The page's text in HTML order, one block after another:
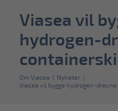
Viasea vil
hydrogen-
Om Viasea | Nyheter |
Viasea vil bygge hydrogen-